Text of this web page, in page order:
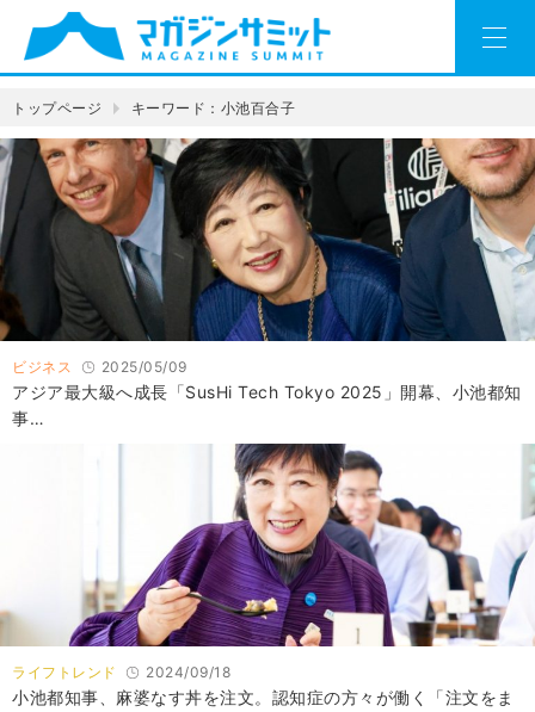
トップページ キーワード：小池百合子
ビジネス 2025/05/09
アジア最大級へ成長「SusHi Tech Tokyo 2025」開幕、小池都知
事…
ライフトレンド 2024/09/18
小池都知事、麻婆なす丼を注文。認知症の方々が働く「注文をま